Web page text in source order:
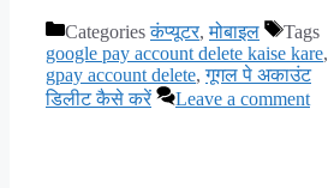
Categoriesकंप्यूटर,मोबाइल
Tags
google pay account delete kaise kare,
gpay account delete,गूगल पे अकाउंट
डिलीट कैसे करें
Leave a comment